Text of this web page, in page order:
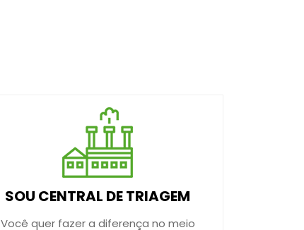
SOU CENTRAL DE TRIAGEM
Você quer fazer a diferença no meio